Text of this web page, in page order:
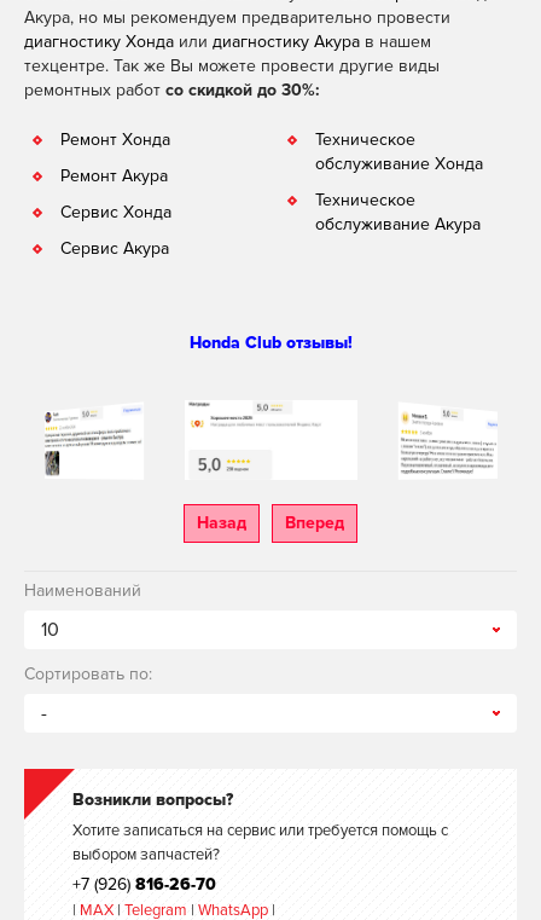
Акура, но мы рекомендуем предварительно провести
диагностику Хонда или диагностику Акура в нашем
техцентре. Так же Вы можете провести другие виды
ремонтных работ со скидкой до 30%:
Ремонт Хонда
Ремонт Акура
Сервис Хонда
Сервис Акура
Техническое
обслуживание Хонда
Техническое
обслуживание Акура
Honda Club отзывы!
Назад Вперед
Наименований
10
Сортировать по:
-
Возникли вопросы?
Хотите записаться на сервис или требуется помощь с
выбором запчастей?
+7 (926) 816-26-70
| MAX | Telegram | WhatsApp |